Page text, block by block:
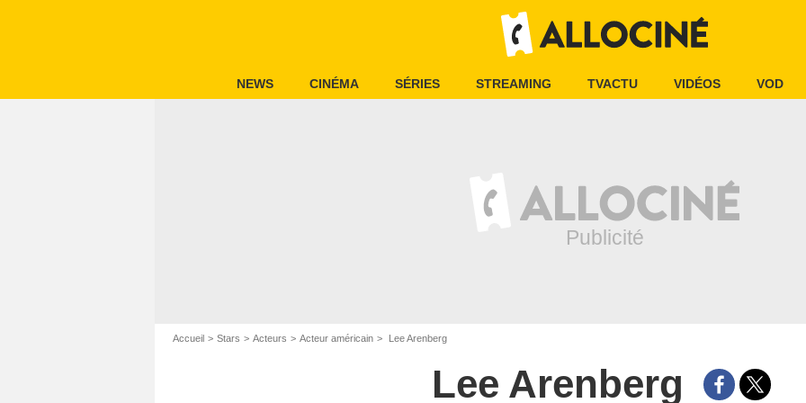
NEWS CINÉMA SÉRIES STREAMING TVACTU VIDÉOS VOD
Accueil Stars Acteurs Acteur américain Lee Arenberg
Lee Arenberg